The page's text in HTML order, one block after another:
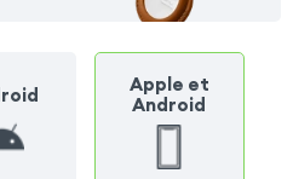
Apple et
Android